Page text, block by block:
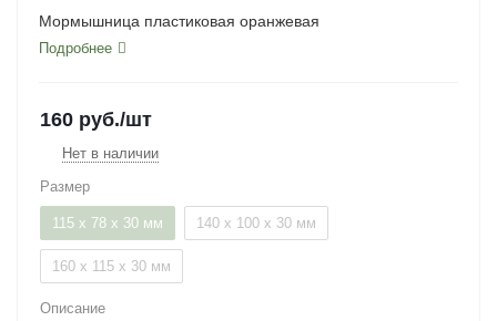
Мормышница пластиковая оранжевая
Подробнее
160 руб./шт
Нет в наличии
Размер
115 x 78 x 30 мм 140 х 100 х 30 мм
160 x 115 x 30 мм
Описание